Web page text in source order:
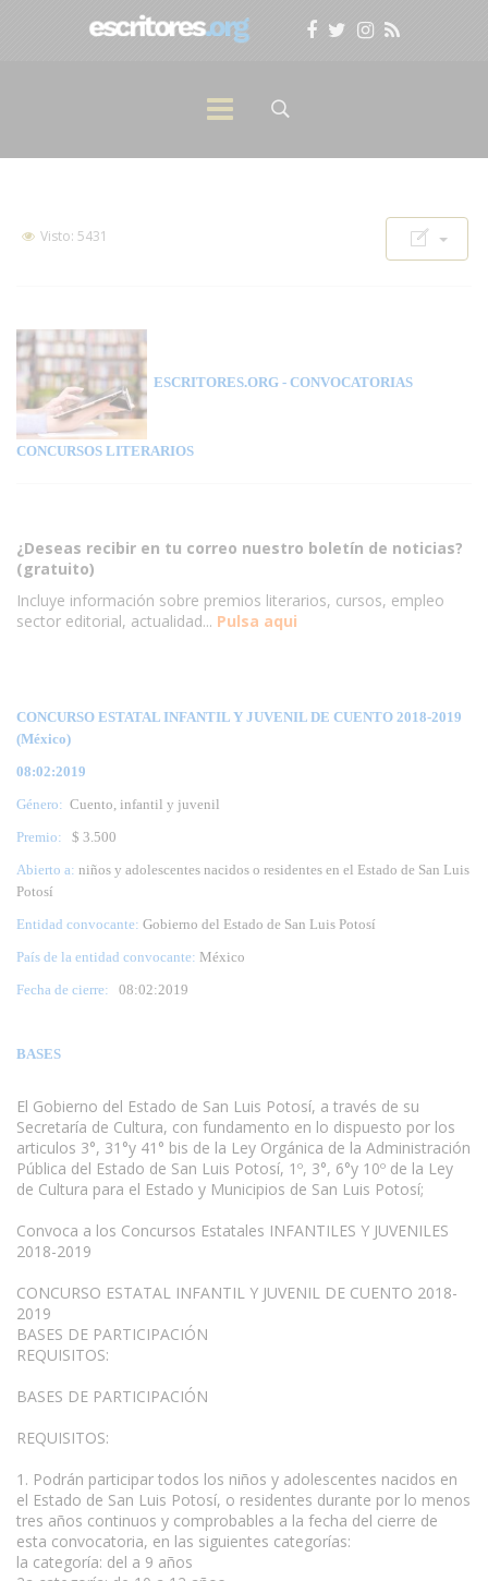
Visto: 5431
ESCRITORES.ORG - CONVOCATORIAS
CONCURSOS LITERARIOS
¿Deseas recibir en tu correo nuestro boletín de noticias?
(gratuito)
Incluye información sobre premios literarios, cursos, empleo
sector editorial, actualidad... Pulsa aqui
CONCURSO ESTATAL INFANTIL Y JUVENIL DE CUENTO 2018-2019
(México)
08:02:2019
Género: Cuento, infantil y juvenil
Premio:
$ 3.500
Abierto a: niños y adolescentes nacidos o residentes en el Estado de San Luis
Potosí
Entidad convocante: Gobierno del Estado de San Luis Potosí
País de la entidad convocante: México
Fecha de cierre: 08:02:2019
BASES
El Gobierno del Estado de San Luis Potosí, a través de su
Secretaría de Cultura, con fundamento en lo dispuesto por los
articulos 3°, 31°y 41° bis de la Ley Orgánica de la Administración
Pública del Estado de San Luis Potosí, 1º, 3°, 6°y 10º de la Ley
de Cultura para el Estado y Municipios de San Luis Potosí;
Convoca a los Concursos Estatales INFANTILES Y JUVENILES
2018-2019
CONCURSO ESTATAL INFANTIL Y JUVENIL DE CUENTO 2018-
2019
BASES DE PARTICIPACIÓN
REQUISITOS:
BASES DE PARTICIPACIÓN
REQUISITOS:
1. Podrán participar todos los niños y adolescentes nacidos en
el Estado de San Luis Potosí, o residentes durante por lo menos
tres años continuos y comprobables a la fecha del cierre de
esta convocatoria, en las siguientes categorías:
la categoría: del a 9 años